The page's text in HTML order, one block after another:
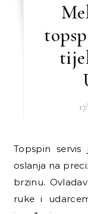
Topspin servis je moćna teniska tehnika koja se
oslanja na
brzinu.
ruke i